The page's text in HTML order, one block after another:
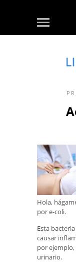
Hola,
por e-coli.
Esta
causar
por
urinario.